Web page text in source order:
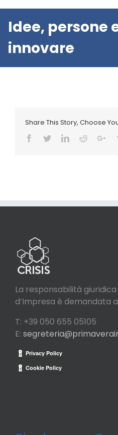
Idee, persone
innovare
Share This Story, Choose
Facebook
TwitterLinkedIn
Reddit
La responsabilità
d’Impresa è demandata a
T: +39 050 655 05105
E: